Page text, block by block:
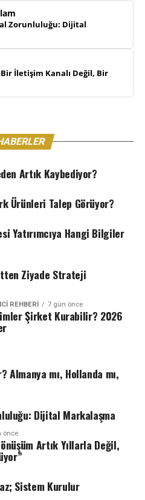
Zorunluluğu: Dijital
İletişim Kanalı Değil, Bir
Artık Kaybediyor?
Ürünleri Talep Görüyor?
Yatırımcıya Hangi Bilgiler
Ziyade Strateji
REHBERI 7 gün önce
Şirket Kurabilir? 2026
Almanya mı, Hollanda mı,
Dijital Markalaşma
önce
Artık Yıllarla Değil,
Sistem Kurulur